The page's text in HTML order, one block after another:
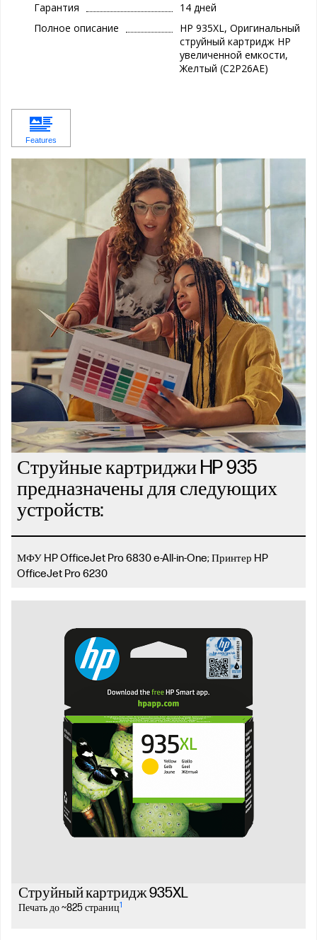
Гарантия
14 дней
Полное описание
HP 935XL, Оригинальный
струйный картридж HP
увеличенной емкости,
Желтый (C2P26AE)
Струйные картриджи HP 935
предназначены для следующих
устройств:
МФУ HP OfficeJet Pro 6830 e-All-in-One; Принтер HP
OfficeJet Pro 6230
Струйный картридж 935XL
Печать до ~825 страниц1